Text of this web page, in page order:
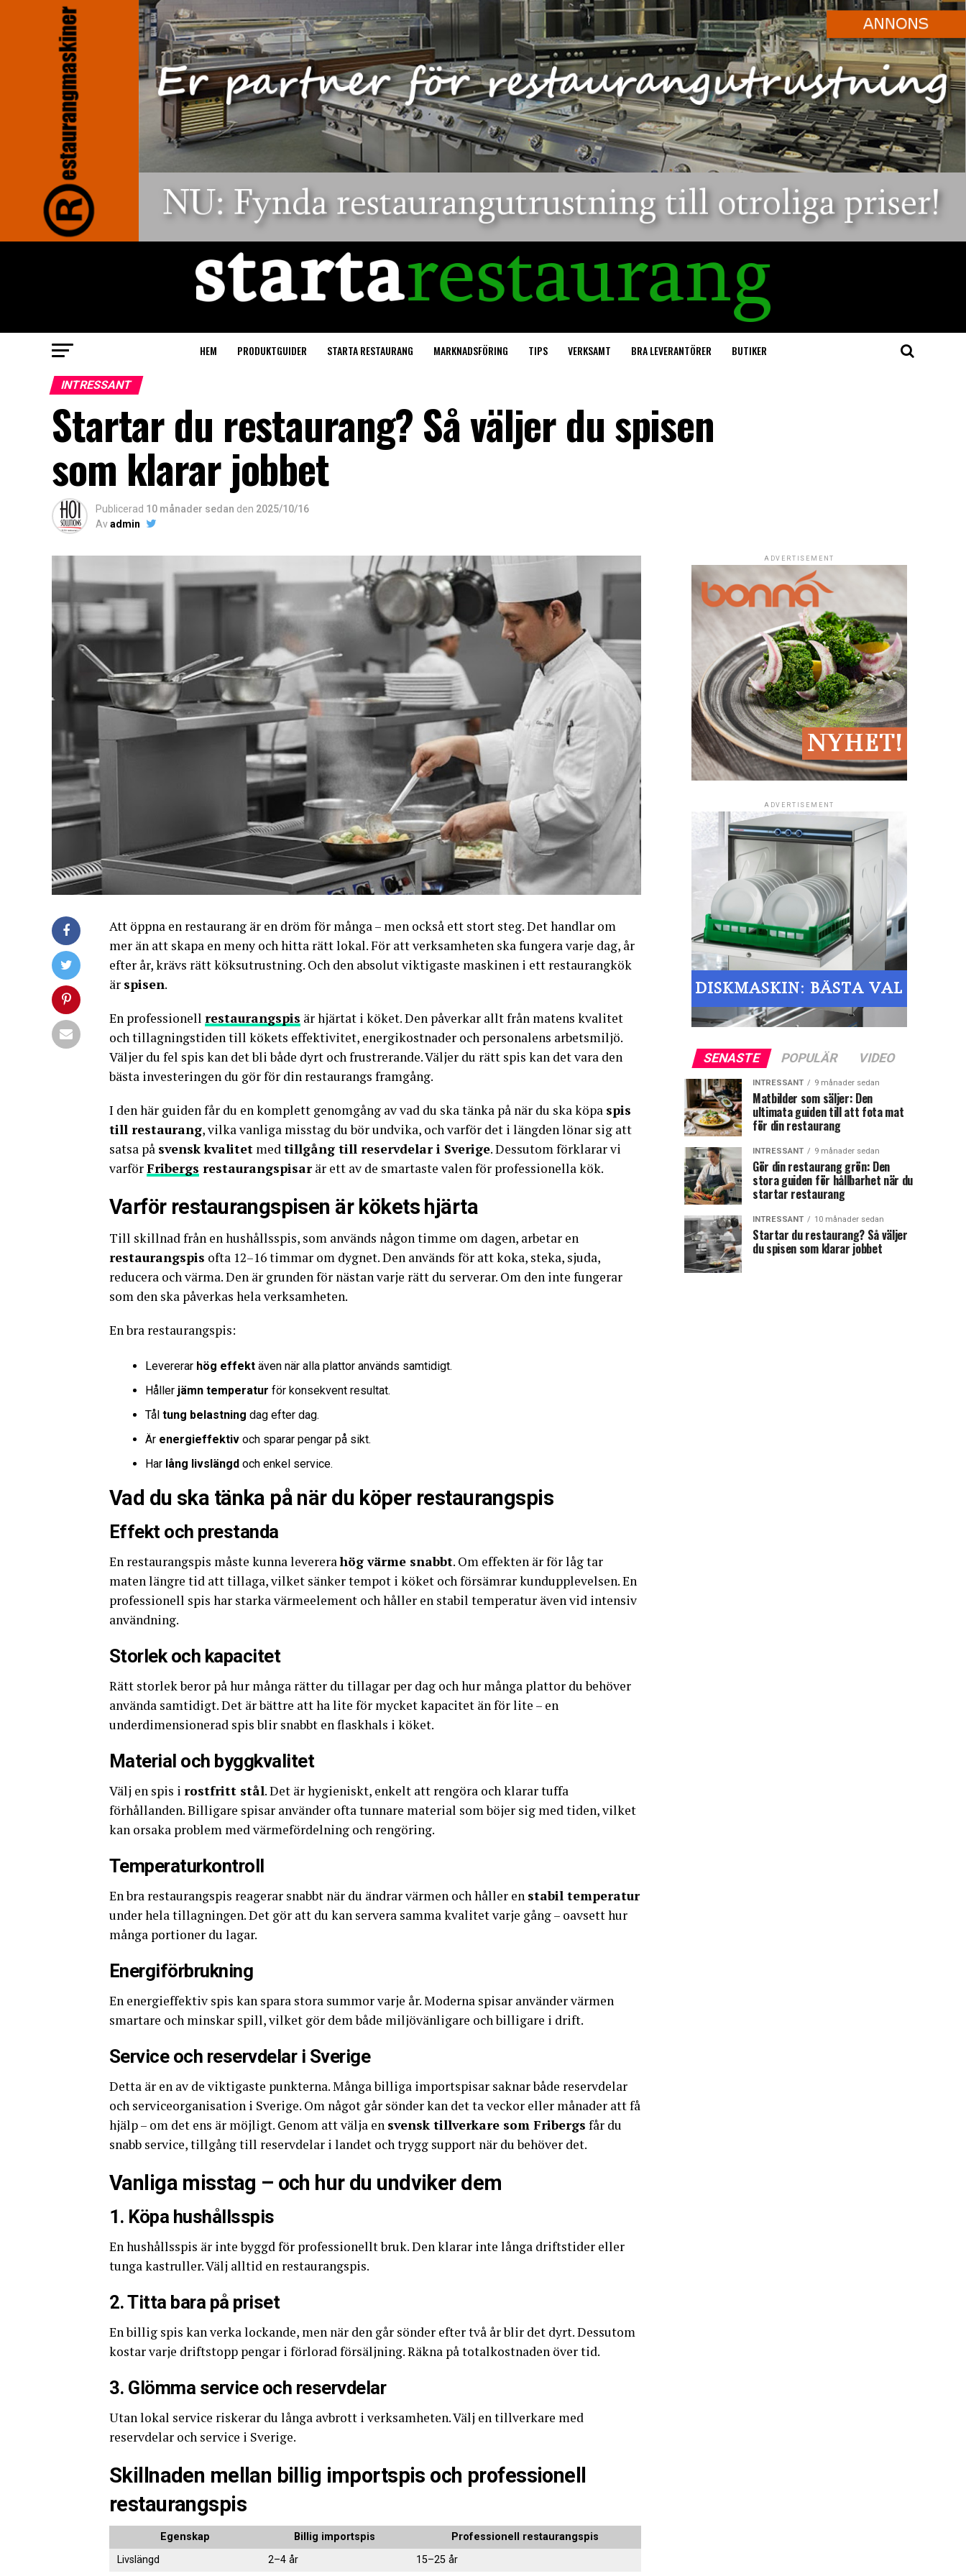
HEM PRODUKTGUIDER STARTA RESTAURANG MARKNADSFÖRING TIPS VERKSAMT BRA LEVERANTÖRER BUTIKER
INTRESSANT
Startar du restaurang? Så väljer du spisen
som klarar jobbet
Publicerad 10 månader sedan den 2025/10/16
Avadmin
Att öppna en restaurang är en dröm för många – men också ett stort steg. Det handlar om
mer än att skapa en meny och hitta rätt lokal. För att verksamheten ska fungera varje dag, år
efter år, krävs rätt köksutrustning. Och den absolut viktigaste maskinen i ett restaurangkök
är spisen.
En professionell restaurangspis är hjärtat i köket. Den påverkar allt från matens kvalitet
och tillagningstiden till kökets effektivitet, energikostnader och personalens arbetsmiljö.
Väljer du fel spis kan det bli både dyrt och frustrerande. Väljer du rätt spis kan det vara den
bästa investeringen du gör för din restaurangs framgång.
I den här guiden får du en komplett genomgång av vad du ska tänka på när du ska köpa spis
till restaurang, vilka vanliga misstag du bör undvika, och varför det i längden lönar sig att
satsa på svensk kvalitet medtillgång till reservdelar i Sverige. Dessutom förklarar vi
varförFribergs restaurangspisarär ett av de smartaste valen för professionella kök.
Varför restaurangspisen är kökets hjärta
Till skillnad från en hushållsspis, som används någon timme om dagen, arbetar en
restaurangspis ofta 12–16 timmar om dygnet. Den används för att koka, steka, sjuda,
reducera och värma. Den är grunden för nästan varje rätt du serverar. Om den inte fungerar
som den ska påverkas hela verksamheten.
En bra restaurangspis:
Levererar hög effekt även när alla plattor används samtidigt.
Håller jämn temperatur för konsekvent resultat.
Tål tung belastning dag efter dag.
Är energieffektiv och sparar pengar på sikt.
Har lång livslängd och enkel service.
Vad du ska tänka på när du köper restaurangspis
Effekt och prestanda
En restaurangspis måste kunna levererahög värme snabbt. Om effekten är för låg tar
maten längre tid att tillaga, vilket sänker tempot i köket och försämrar kundupplevelsen. En
professionell spis har starka värmeelement och håller en stabil temperatur även vid intensiv
användning.
Storlek och kapacitet
Rätt storlek beror på hur många rätter du tillagar per dag och hur många plattor du behöver
använda samtidigt. Det är bättre att ha lite för mycket kapacitet än för lite – en
underdimensionerad spis blir snabbt en flaskhals i köket.
Material och byggkvalitet
Välj en spis i rostfritt stål. Det är hygieniskt, enkelt att rengöra och klarar tuffa
förhållanden. Billigare spisar använder ofta tunnare material som böjer sig med tiden, vilket
kan orsaka problem med värmefördelning och rengöring.
Temperaturkontroll
En bra restaurangspis reagerar snabbt när du ändrar värmen och håller en stabil temperatur
under hela tillagningen. Det gör att du kan servera samma kvalitet varje gång – oavsett hur
många portioner du lagar.
Energiförbrukning
En energieffektiv spis kan spara stora summor varje år. Moderna spisar använder värmen
smartare och minskar spill, vilket gör dem både miljövänligare och billigare i drift.
Service och reservdelar i Sverige
Detta är en av de viktigaste punkterna. Många billiga importspisar saknar både reservdelar
och serviceorganisation i Sverige. Om något går sönder kan det ta veckor eller månader att få
hjälp – om det ens är möjligt. Genom att välja en svensk tillverkare som Fribergs får du
snabb service, tillgång till reservdelar i landet och trygg support när du behöver det.
Vanliga misstag – och hur du undviker dem
1. Köpa hushållsspis
En hushållsspis är inte byggd för professionellt bruk. Den klarar inte långa driftstider eller
tunga kastruller. Välj alltid en restaurangspis.
2. Titta bara på priset
En billig spis kan verka lockande, men när den går sönder efter två år blir det dyrt. Dessutom
kostar varje driftstopp pengar i förlorad försäljning. Räkna på totalkostnaden över tid.
3. Glömma service och reservdelar
Utan lokal service riskerar du långa avbrott i verksamheten. Välj en tillverkare med
reservdelar och service i Sverige.
Skillnaden mellan billig importspis och professionell
restaurangspis
Egenskap Billig importspis
Professionell restaurangspis
Livslängd
2–4 år 15–25 år
ADVERTISEMENT
ADVERTISEMENT
SENASTE POPULÄR VIDEO
INTRESSANT 9 månader sedan
Matbilder som säljer: Den
ultimata guiden till att fota mat
för din restaurang
INTRESSANT 9 månader sedan
Gör din restaurang grön: Den
stora guiden för hållbarhet när du
startar restaurang
INTRESSANT 10 månader sedan
Startar du restaurang? Så väljer
du spisen som klarar jobbet